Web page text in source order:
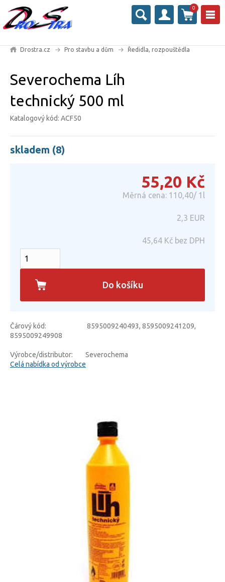
0
Drostra.cz Pro stavbu a dům Ředidla, rozpouštědla
Severochema Líh
technický 500 ml
Katalogový kód: ACF50
skladem (8)
55,20 Kč
Měrná cena: 110,40/ 1l
2,3 EUR
45,64 Kč bez DPH
Do košíku
Čárový kód:
8595009240493, 8595009241209,
8595009249908
Výrobce/distributor:
Severochema
Celá nabídka od výrobce